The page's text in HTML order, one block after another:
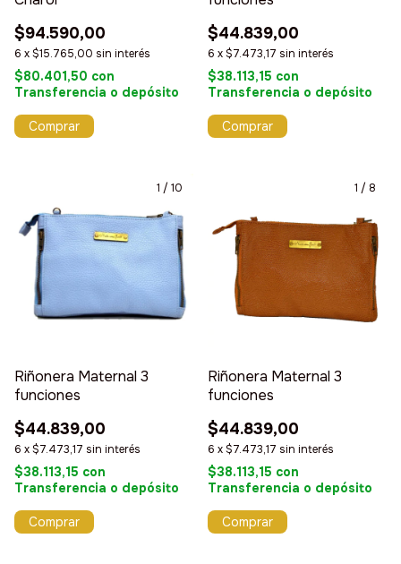
$94.590,00
6 x$15.765,00 sin interés
$80.401,50 con
Transferencia o depósito
$44.839,00
6 x$7.473,17 sin interés
$38.113,15 con
Transferencia o depósito
Comprar
1 / 10
Riñonera Maternal 3
funciones
$44.839,00
6 x$7.473,17 sin interés
$38.113,15 con
Transferencia o depósito
Comprar
1 / 8
Riñonera Maternal 3
funciones
$44.839,00
6 x$7.473,17 sin interés
$38.113,15 con
Transferencia o depósito
Comprar